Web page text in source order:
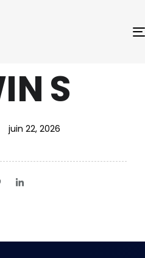
S
juin 22, 2026